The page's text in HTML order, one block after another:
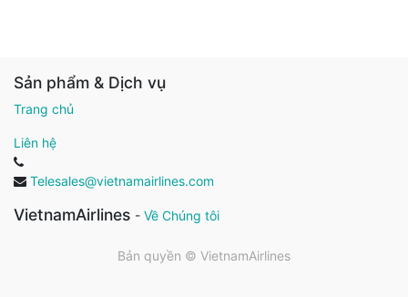
Sản phẩm & Dịch vụ
Trang chủ
Liên hệ
Telesales@vietnamairlines.com
VietnamAirlines - Về Chúng tôi
Bản quyền © VietnamAirlines